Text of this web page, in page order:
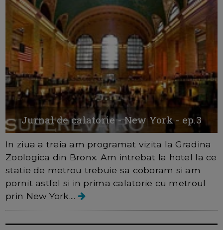
Jurnal de calatorie - New York - ep.3
In ziua a treia am programat vizita la Gradina
Zoologica din Bronx. Am intrebat la hotel la ce
statie de metrou trebuie sa coboram si am
pornit astfel si in prima calatorie cu metroul
prin New York....